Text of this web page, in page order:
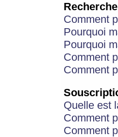
Comment
Pourquoi
Pourquoi
Comment
Comment
Quelle est
Comment
Comment